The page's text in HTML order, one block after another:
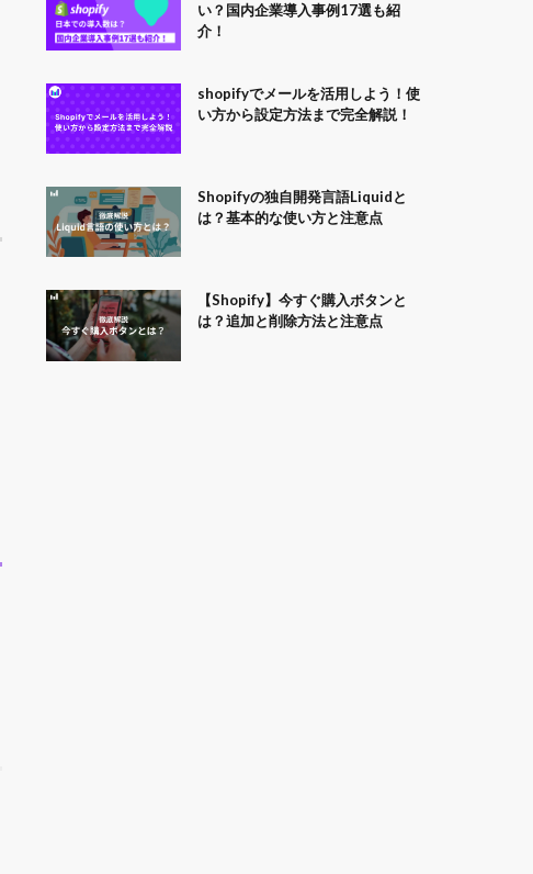
い？国内企業導入事例17選も紹
介！
shopifyでメールを活用しよう！使
い方から設定方法まで完全解説！
Shopifyの独自開発言語Liquidと
は？基本的な使い方と注意点
【Shopify】今すぐ購入ボタンと
は？追加と削除方法と注意点